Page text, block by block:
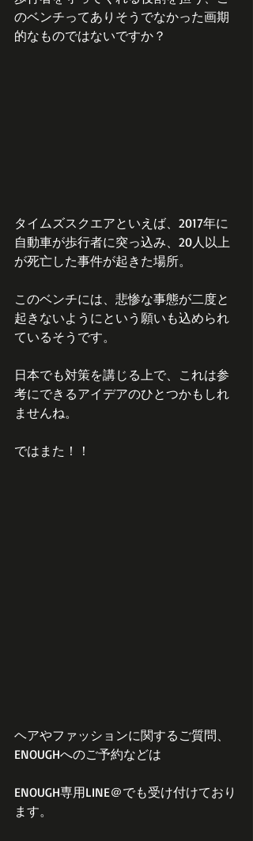
のベンチってありそうでなかった画期
的なものではないですか？
タイムズスクエアといえば、2017年に
自動車が歩行者に突っ込み、20人以上
が死亡した事件が起きた場所。
このベンチには、悲惨な事態が二度と
起きないようにという願いも込められ
ているそうです。
日本でも対策を講じる上で、これは参
考にできるアイデアのひとつかもしれ
ませんね。
ではまた！！
ヘアやファッションに関するご質問、
ENOUGHへのご予約などは
ENOUGH専用LINE＠でも受け付けており
ます。